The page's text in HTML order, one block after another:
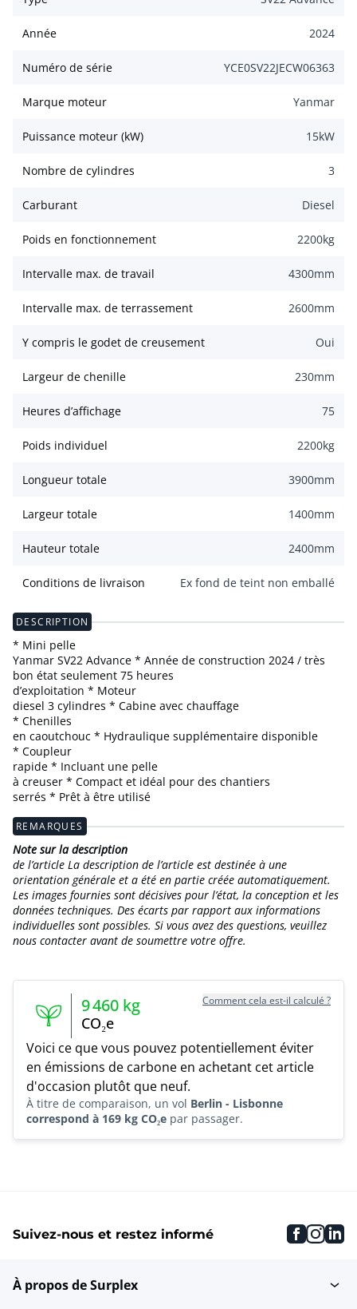
Année 2024
Numéro de série YCE0SV22JECW06363
Marque moteur Yanmar
Puissance moteur (kW) 15kW
Nombre de cylindres 3
Carburant Diesel
Poids en fonctionnement 2200kg
Intervalle max. de travail 4300mm
Intervalle max. de terrassement 2600mm
Y compris le godet de creusement Oui
Largeur de chenille 230mm
Heures d’affichage 75
Poids individuel 2200kg
Longueur totale 3900mm
Largeur totale 1400mm
Hauteur totale 2400mm
Conditions de livraison Ex fond de teint non emballé
DESCRIPTION
* Mini pelle
Yanmar SV22 Advance * Année de construction 2024 / très
bon état seulement 75 heures
d’exploitation * Moteur
diesel 3 cylindres * Cabine avec chauffage
* Chenilles
en caoutchouc * Hydraulique supplémentaire disponible
* Coupleur
rapide * Incluant une pelle
à creuser * Compact et idéal pour des chantiers
serrés * Prêt à être utilisé
REMARQUES
Note sur la description
de l’article La description de l’article est destinée à une
orientation générale et a été en partie créée automatiquement.
Les images fournies sont décisives pour l’état, la conception et les
données techniques. Des écarts par rapport aux informations
individuelles sont possibles. Si vous avez des questions, veuillez
nous contacter avant de soumettre votre offre.
9 460 kg
CO₂e
Comment cela est-il calculé ?
Voici ce que vous pouvez potentiellement éviter
en émissions de carbone en achetant cet article
d'occasion plutôt que neuf.
À titre de comparaison, un vol Berlin - Lisbonne
correspond à 169 kg CO₂e par passager.
Suivez-nous et restez informé
À propos de Surplex